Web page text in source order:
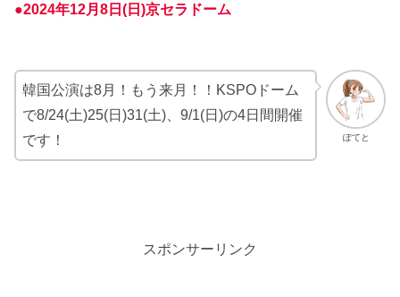
●2024年12月8日(日)京セラドーム
ぽてと
韓国公演は8月！もう来月！！KSPOドーム
で8/24(土)25(日)31(土)、9/1(日)の4日間開催
です！
スポンサーリンク